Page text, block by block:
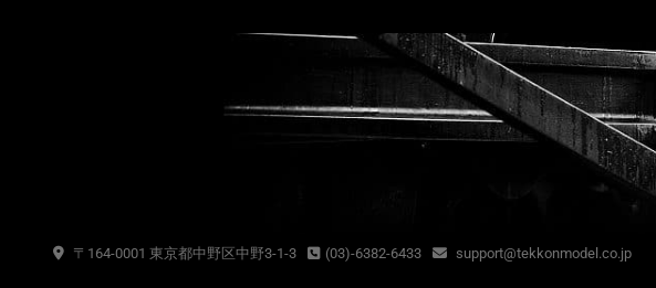
〒164-0001 東京都中野区中野3-1-3 (03)-6382-6433 support@tekkonmodel.co.jp